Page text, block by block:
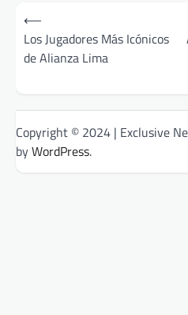
Post
navigation
⟵
Los Jugadores Más Icónicos
de Alianza Lima
Copyright © 2024 | Exclusive
byWordPress.